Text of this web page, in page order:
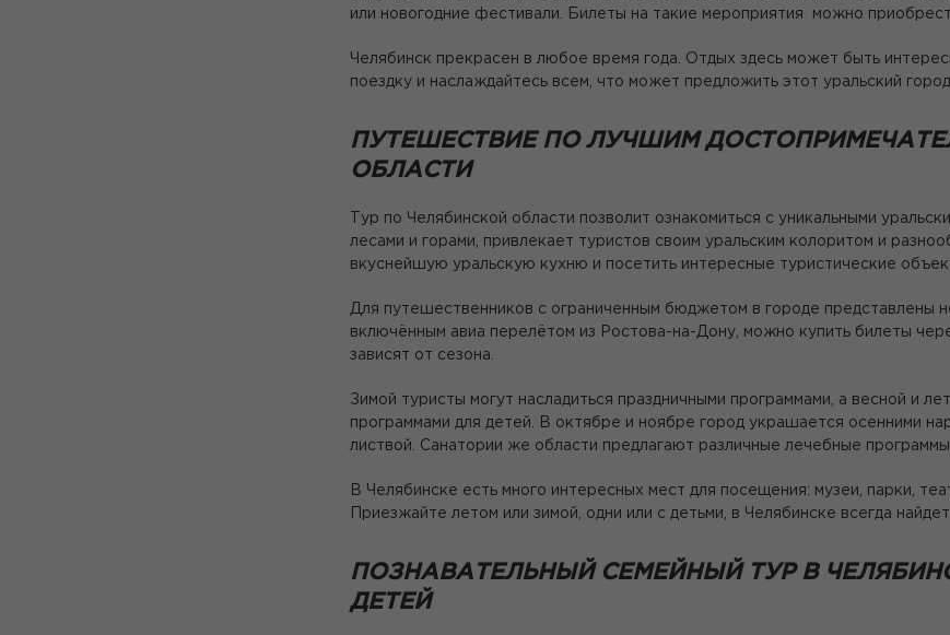
или новогодние фестивали. Билеты на такие мероприятия можно
Челябинск прекрасен в любое время года. Отдых здесь может быть
поездку и наслаждайтесь всем, что может предложить этот уральский город.
ПУТЕШЕСТВИЕ ПО ЛУЧШИМ
ОБЛАСТИ
Тур по Челябинской области позволит ознакомиться с уникальными
лесами и горами, привлекает туристов своим уральским колоритом и
вкуснейшую уральскую кухню и посетить интересные туристические
Для путешественников с ограниченным бюджетом в городе представлены
включённым авиа перелётом из Ростова-на-Дону, можно купить билеты
зависят от сезона.
Зимой туристы могут насладиться праздничными программами, а весной и
программами для детей. В октябре и ноябре город украшается осенними
листвой. Санатории же области предлагают различные лечебные
В Челябинске есть много интересных мест для посещения: музеи, парки,
Приезжайте летом или зимой, одни или с детьми, в Челябинске всегда
ПОЗНАВАТЕЛЬНЫЙ СЕМЕЙНЫЙ ТУР В
ДЕТЕЙ